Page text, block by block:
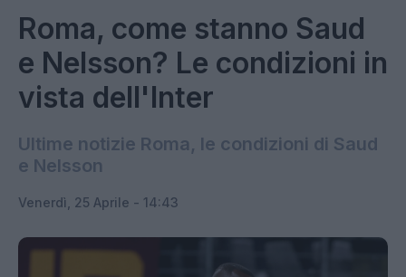
Roma, come stanno Saud
e Nelsson? Le condizioni in
vista dell'Inter
Ultime notizie Roma, le condizioni di Saud
e Nelsson
Venerdì, 25 Aprile - 14:43